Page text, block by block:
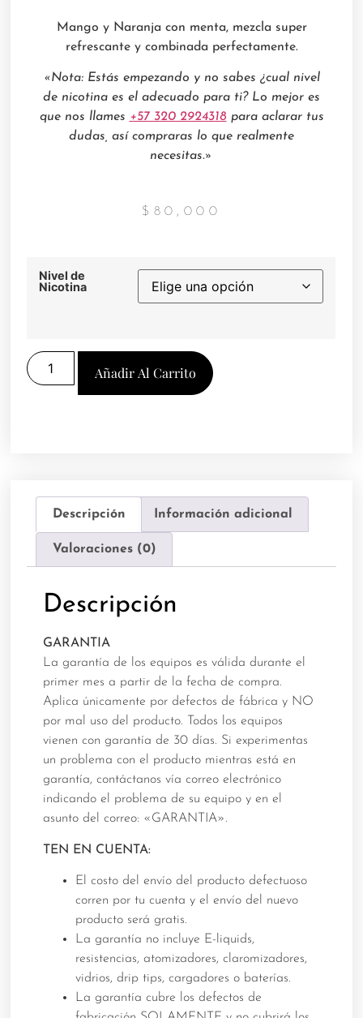
Mango y Naranja con menta, mezcla super
refrescante y combinada perfectamente.
«Nota: Estás empezando y no sabes ¿cual nivel
de nicotina es el adecuado para ti? Lo mejor es
que nos llames +57 320 2924318 para aclarar tus
dudas, así compraras lo que realmente
necesitas.»
$ 80,000
Nivel de
Nicotina
Añadir Al Carrito
Descripción Información adicional
Valoraciones (0)
Descripción
GARANTIA
La garantía de los equipos es válida durante el
primer mes a partir de la fecha de compra.
Aplica únicamente por defectos de fábrica y NO
por mal uso del producto. Todos los equipos
vienen con garantía de 30 días. Si experimentas
un problema con el producto mientras está en
garantía, contáctanos vía correo electrónico
indicando el problema de su equipo y en el
asunto del correo: «GARANTIA».
TEN EN CUENTA:
El costo del envío del producto defectuoso
corren por tu cuenta y el envío del nuevo
producto será gratis.
La garantía no incluye E-liquids,
resistencias, atomizadores, claromizadores,
vidrios, drip tips, cargadores o baterías.
La garantía cubre los defectos de